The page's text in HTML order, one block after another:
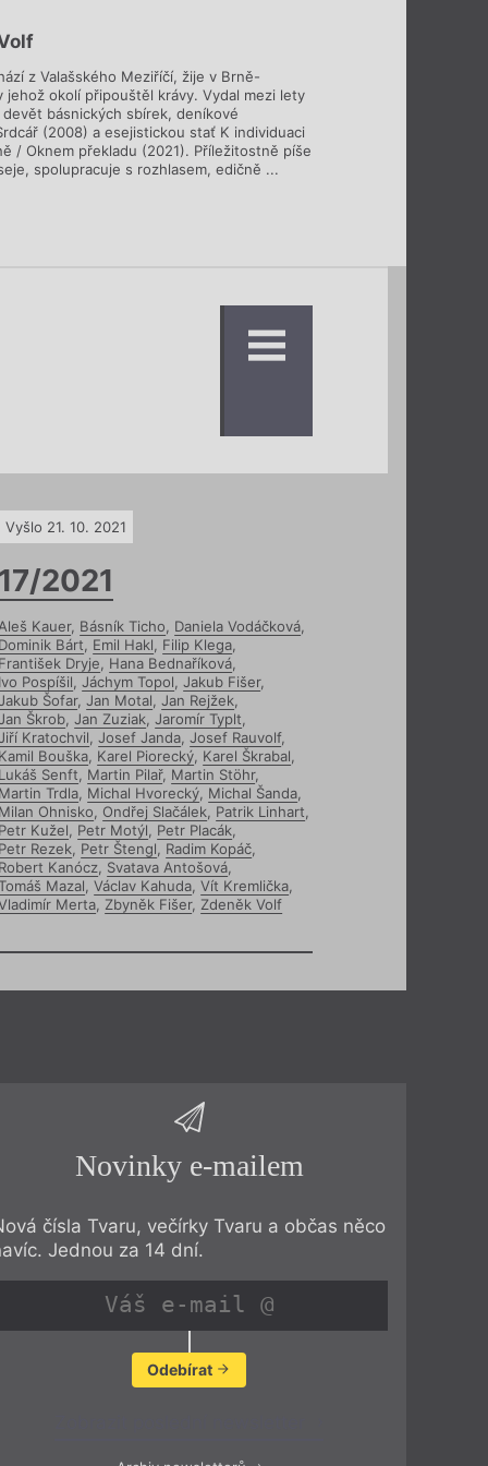
z Valašského Meziříčí, žije v Brně-
jehož okolí připouštěl krávy. Vydal mezi lety
devět básnických sbírek, deníkové
(2008) a esejistickou stať K individuaci
/ Oknem překladu (2021). Příležitostně píše
spolupracuje s rozhlasem, edičně ...
Vyšlo 21. 10. 2021
2021
Kauer, Básník Ticho, Daniela Vodáčková,
Bárt, Emil Hakl, Filip Klega,
Dryje, Hana Bednaříková,
Pospíšil, Jáchym Topol, Jakub Fišer,
Šofar, Jan Motal, Jan Rejžek,
Škrob, Jan Zuziak, Jaromír Typlt,
Kratochvil, Josef Janda, Josef Rauvolf,
Bouška, Karel Piorecký, Karel Škrabal,
Senft, Martin Pilař, Martin Stöhr,
Trdla, Michal Hvorecký, Michal Šanda,
Ohnisko, Ondřej Slačálek, Patrik Linhart,
Kužel, Petr Motýl, Petr Placák,
Rezek, Petr Štengl, Radim Kopáč,
Kanócz, Svatava Antošová,
Mazal, Václav Kahuda, Vít Kremlička,
Merta, Zbyněk Fišer, Zdeněk Volf
Novinky e-mailem
čísla Tvaru, večírky Tvaru a občas něco
Jednou za 14 dní.
Odebírat